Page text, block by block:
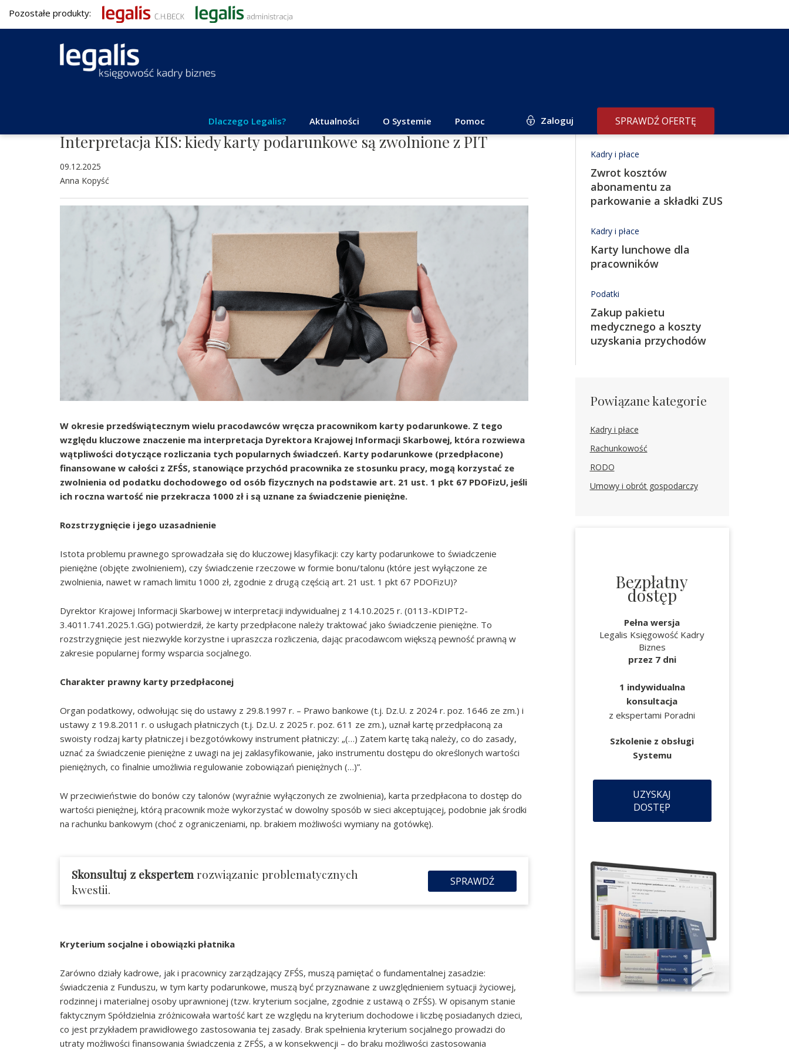
Pozostałe produkty:
Dlaczego Legalis? Aktualności O Systemie Pomoc Zaloguj SPRAWDŹ OFERTĘ
Interpretacja KIS: kiedy karty podarunkowe są zwolnione z PIT
09.12.2025
Anna Kopyść
W okresie przedświątecznym wielu pracodawców wręcza pracownikom karty podarunkowe. Z tego
względu kluczowe znaczenie ma interpretacja Dyrektora Krajowej Informacji Skarbowej, która rozwiewa
wątpliwości dotyczące rozliczania tych popularnych świadczeń. Karty podarunkowe (przedpłacone)
finansowane w całości z ZFŚS, stanowiące przychód pracownika ze stosunku pracy, mogą korzystać ze
zwolnienia od podatku dochodowego od osób fizycznych na podstawie art. 21 ust. 1 pkt 67 PDOFizU, jeśli
ich roczna wartość nie przekracza 1000 zł i są uznane za świadczenie pieniężne.
Rozstrzygnięcie i jego uzasadnienie
Istota problemu prawnego sprowadzała się do kluczowej klasyfikacji: czy karty podarunkowe to świadczenie
pieniężne (objęte zwolnieniem), czy świadczenie rzeczowe w formie bonu/talonu (które jest wyłączone ze
zwolnienia, nawet w ramach limitu 1000 zł, zgodnie z drugą częścią art. 21 ust. 1 pkt 67 PDOFizU)?
Dyrektor Krajowej Informacji Skarbowej w interpretacji indywidualnej z 14.10.2025 r. (0113-KDIPT2-
3.4011.741.2025.1.GG) potwierdził, że karty przedpłacone należy traktować jako świadczenie pieniężne. To
rozstrzygnięcie jest niezwykle korzystne i upraszcza rozliczenia, dając pracodawcom większą pewność prawną w
zakresie popularnej formy wsparcia socjalnego.
Charakter prawny karty przedpłaconej
Organ podatkowy, odwołując się do ustawy z 29.8.1997 r. – Prawo bankowe (t.j. Dz.U. z 2024 r. poz. 1646 ze zm.) i
ustawy z 19.8.2011 r. o usługach płatniczych (t.j. Dz.U. z 2025 r. poz. 611 ze zm.), uznał kartę przedpłaconą za
swoisty rodzaj karty płatniczej i bezgotówkowy instrument płatniczy: „(…) Zatem kartę taką należy, co do zasady,
uznać za świadczenie pieniężne z uwagi na jej zaklasyfikowanie, jako instrumentu dostępu do określonych wartości
pieniężnych, co finalnie umożliwia regulowanie zobowiązań pieniężnych (…)”.
W przeciwieństwie do bonów czy talonów (wyraźnie wyłączonych ze zwolnienia), karta przedpłacona to dostęp do
wartości pieniężnej, którą pracownik może wykorzystać w dowolny sposób w sieci akceptującej, podobnie jak środki
na rachunku bankowym (choć z ograniczeniami, np. brakiem możliwości wymiany na gotówkę).
Skonsultuj z ekspertemrozwiązanie problematycznych
kwestii.
SPRAWDŹ
Kryterium socjalne i obowiązki płatnika
Zarówno działy kadrowe, jak i pracownicy zarządzający ZFŚS, muszą pamiętać o fundamentalnej zasadzie:
świadczenia z Funduszu, w tym karty podarunkowe, muszą być przyznawane z uwzględnieniem sytuacji życiowej,
rodzinnej i materialnej osoby uprawnionej (tzw. kryterium socjalne, zgodnie z ustawą o ZFŚS). W opisanym stanie
faktycznym Spółdzielnia zróżnicowała wartość kart ze względu na kryterium dochodowe i liczbę posiadanych dzieci,
co jest przykładem prawidłowego zastosowania tej zasady. Brak spełnienia kryterium socjalnego prowadzi do
utraty możliwości finansowania świadczenia z ZFŚS, a w konsekwencji – do braku możliwości zastosowania
Redakcja poleca
Kadry i płace
Zwrot kosztów
abonamentu za
parkowanie a składki ZUS
Kadry i płace
Karty lunchowe dla
pracowników
Podatki
Zakup ​pakietu
medycznego a koszty
uzyskania przychodów
Powiązane kategorie
Kadry i płace
Rachunkowość
RODO
Umowy i obrót gospodarczy
Bezpłatny
dostęp
Pełna wersja
Legalis Księgowość Kadry
Biznes
przez 7 dni
1 indywidualna
konsultacja
z ekspertami Poradni
Szkolenie z obsługi
Systemu
UZYSKAJ
DOSTĘP